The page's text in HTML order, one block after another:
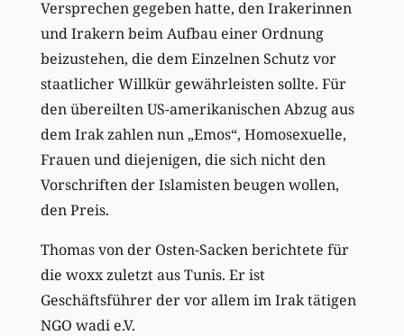
Versprechen gegeben hatte, den Irakerinnen
und Irakern beim Aufbau einer Ordnung
beizustehen, die dem Einzelnen Schutz vor
staatlicher Willkür gewährleisten sollte. Für
den übereilten US-amerikanischen Abzug aus
dem Irak zahlen nun „Emos“, Homosexuelle,
Frauen und diejenigen, die sich nicht den
Vorschriften der Islamisten beugen wollen,
den Preis.
Thomas von der Osten-Sacken berichtete für
die woxx zuletzt aus Tunis. Er ist
Geschäftsführer der vor allem im Irak tätigen
NGO wadi e.V.